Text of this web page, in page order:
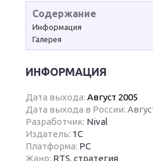
Содержание
Информация
Галерея
ИНФОРМАЦИЯ
Дата выхода: Август 2005
Дата выхода в России:
Разработчик: Nival
Издатель: 1С
Платформа: PC
Жанр: RTS, стратегия